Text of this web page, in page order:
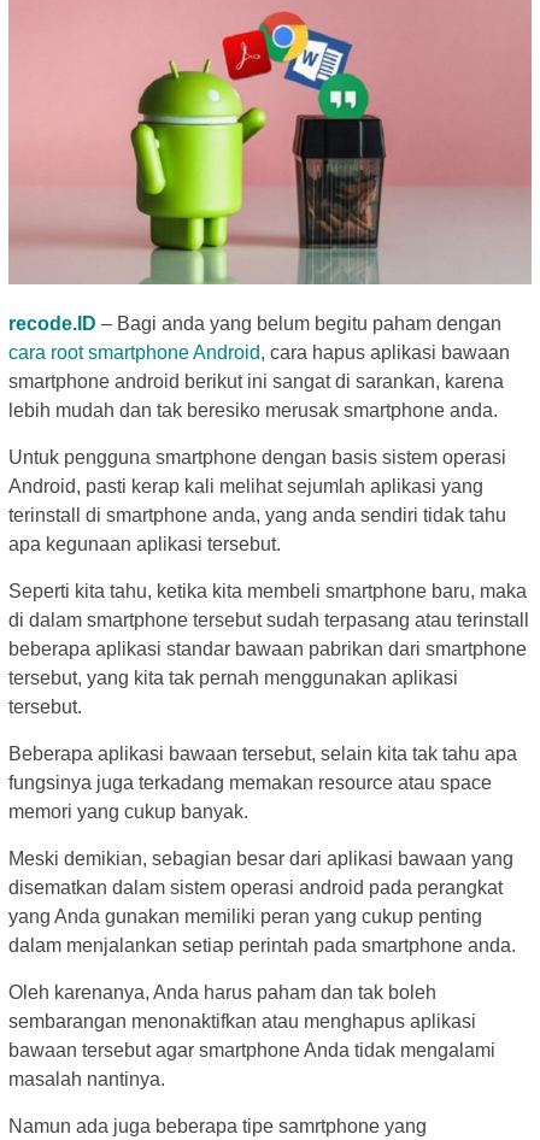
recode.ID – Bagi anda yang belum begitu paham dengan
cara root smartphone Android, cara hapus aplikasi bawaan
smartphone android berikut ini sangat di sarankan, karena
lebih mudah dan tak beresiko merusak smartphone anda.
Untuk pengguna smartphone dengan basis sistem operasi
Android, pasti kerap kali melihat sejumlah aplikasi yang
terinstall di smartphone anda, yang anda sendiri tidak tahu
apa kegunaan aplikasi tersebut.
Seperti kita tahu, ketika kita membeli smartphone baru, maka
di dalam smartphone tersebut sudah terpasang atau terinstall
beberapa aplikasi standar bawaan pabrikan dari smartphone
tersebut, yang kita tak pernah menggunakan aplikasi
tersebut.
Beberapa aplikasi bawaan tersebut, selain kita tak tahu apa
fungsinya juga terkadang memakan resource atau space
memori yang cukup banyak.
Meski demikian, sebagian besar dari aplikasi bawaan yang
disematkan dalam sistem operasi android pada perangkat
yang Anda gunakan memiliki peran yang cukup penting
dalam menjalankan setiap perintah pada smartphone anda.
Oleh karenanya, Anda harus paham dan tak boleh
sembarangan menonaktifkan atau menghapus aplikasi
bawaan tersebut agar smartphone Anda tidak mengalami
masalah nantinya.
Namun ada juga beberapa tipe samrtphone yang